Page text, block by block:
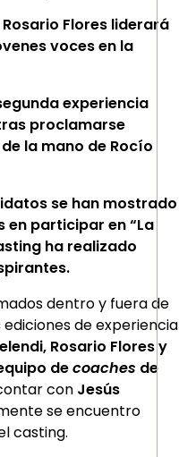
Flores liderará
voces en la
experiencia
proclamarse
la mano de Rocío
se han mostrado
participar en “La
ha realizado
dentro y fuera de
de experiencia
Rosario Flores y
decoaches de
con Jesús
se encuentro
casting.